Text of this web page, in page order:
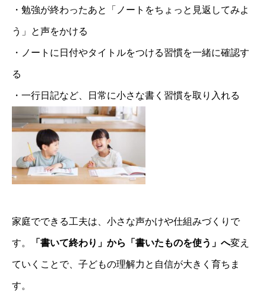
・勉強が終わったあと「ノートをちょっと見返してみよ
う」と声をかける
・ノートに日付やタイトルをつける習慣を一緒に確認す
る
・一行日記など、日常に小さな書く習慣を取り入れる
家庭でできる工夫は、小さな声かけや仕組みづくりで
す。 「書いて終わり」から「書いたものを使う」へ変え
ていくことで、子どもの理解力と自信が大きく育ちま
す。
まなび研究所
小中学生向けサービス
お客様の声
日本みらい教育コンサルタント協会